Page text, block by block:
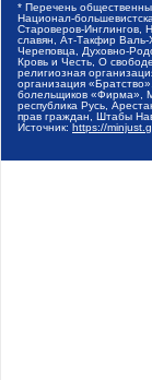
* Перечень
Национал-
Староверов-Инглингов,
славян, Ат-Такфир
Череповца, Духовно-
Кровь и Честь, О
религиозная
организация
болельщиков «Фирма»,
республика Русь,
прав граждан, Штабы
Источник: https://